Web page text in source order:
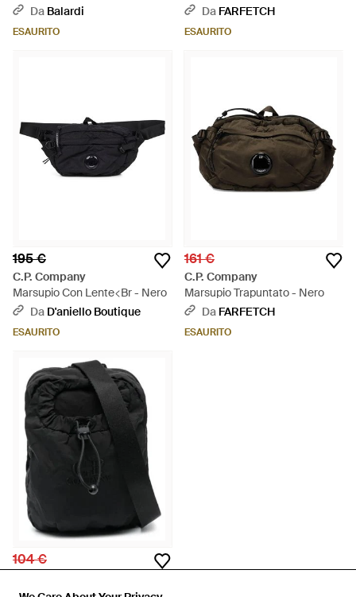
Da Balardi
ESAURITO
Giallo
Da FARFETCH
ESAURITO
195 €
C.P. Company
Marsupio Con Lente<Br - Nero
Da D'aniello Boutique
ESAURITO
161 €
C.P. Company
Marsupio Trapuntato - Nero
Da FARFETCH
ESAURITO
104 €
Marsupio - Nero